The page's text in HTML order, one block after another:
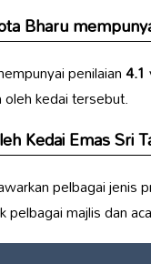
Bharu
penilaian4.1
kedai tersebut.
Kedai Emas Sri
pelbagai jenis
pelbagai majlis dan